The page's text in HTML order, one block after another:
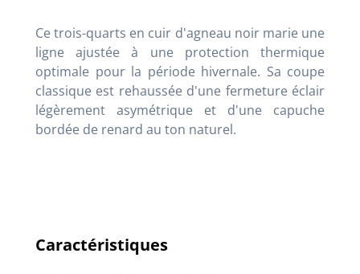
Ce trois-quarts en cuir d'agneau noir marie une
ligne ajustée à une protection thermique
optimale pour la période hivernale. Sa coupe
classique est rehaussée d'une fermeture éclair
légèrement asymétrique et d'une capuche
bordée de renard au ton naturel.
Caractéristiques